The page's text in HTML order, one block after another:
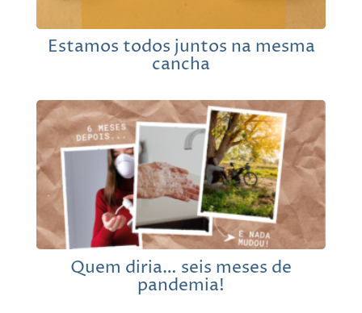
Estamos todos juntos na mesma
cancha
Quem diria… seis meses de
pandemia!